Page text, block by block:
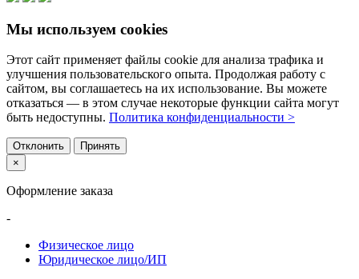
Мы используем cookies
Этот сайт применяет файлы cookie для анализа трафика и
улучшения пользовательского опыта. Продолжая работу с
сайтом, вы соглашаетесь на их использование. Вы можете
отказаться — в этом случае некоторые функции сайта могут
быть недоступны. Политика конфиденциальности >
Отклонить
Принять
×
Оформление заказа
-
Физическое лицо
Юридическое лицо/ИП